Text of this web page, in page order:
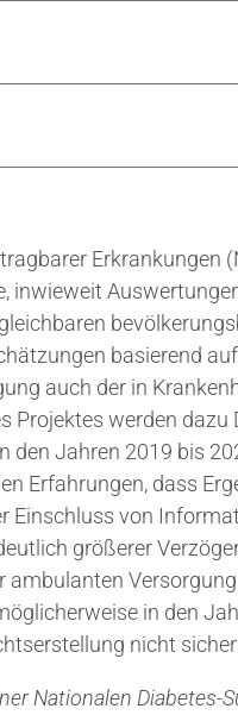
Erkrankungen
inwieweit
basierend auf
auch der in
Projektes werden dazu
den Jahren 2019 bis
Erfahrungen, dass
Einschluss von
größerer
ambulanten
in den
nicht
Nationalen Diabetes-